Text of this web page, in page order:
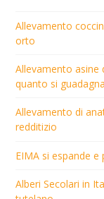
Allevamento
orto
Allevamento asine
quanto si guadagna
Allevamento di
redditizio
EIMA si espande e
Alberi Secolari in